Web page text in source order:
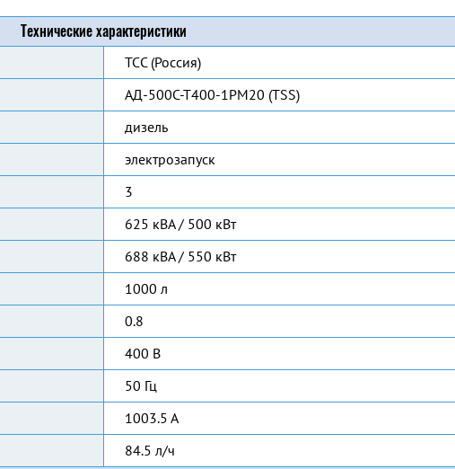
Технические характеристики
ТСС (Россия)
АД-500С-Т400-1РМ20 (TSS)
дизель
электрозапуск
3
625 кВА / 500 кВт
688 кВА / 550 кВт
1000 л
0.8
400 В
50 Гц
1003.5 А
84.5 л/ч